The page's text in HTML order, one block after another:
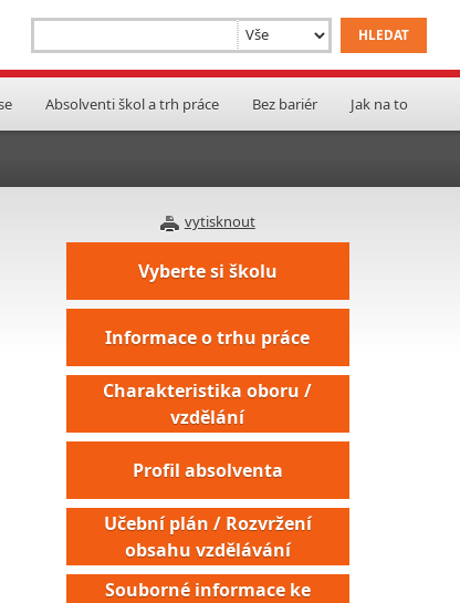
Absolventi škol a trh práce Bez bariér Jak na to
vytisknout
Vyberte si školu
Informace o trhu práce
Charakteristika oboru /
vzdělání
Profil absolventa
Učební plán / Rozvržení
obsahu vzdělávání
Souborné informace ke